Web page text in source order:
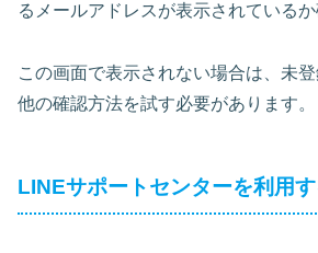
る メールアドレスが表示されている
この画面で表示されない場合は、未登
他の確認方法を試す必要があります。
LINEサポートセンターを利用